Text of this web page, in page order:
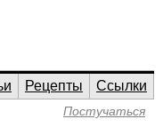
Рецепты
Ссылки
Постучаться